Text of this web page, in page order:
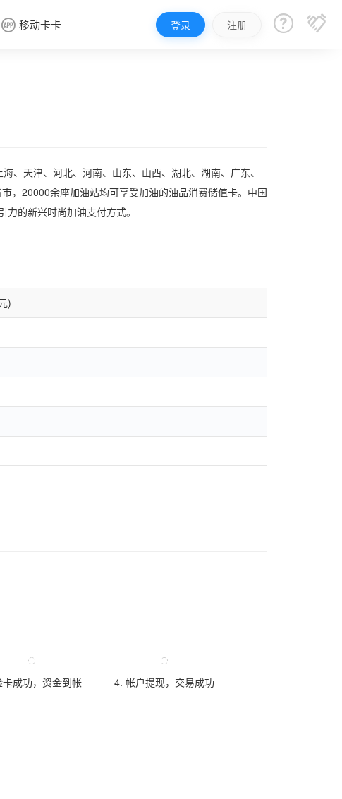
 移动卡卡 登录 注册  
、天津、河北、河南、山东、山西、湖北、湖南、广东、
，20000余座加油站均可享受加油的油品消费储值卡。中国
的新兴时尚加油支付方式。
)
成功，资金到帐 4. 帐户提现，交易成功